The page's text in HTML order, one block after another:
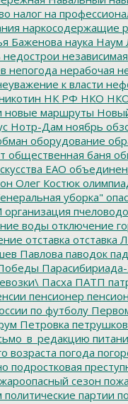
налог на
наркосодержащие
Баженова наука Наум
недострои
непогода нерабочая
к власти
НК РФ НКО
новые маршруты
Нотр-Дам ноябрь
оборудование
общественная баня
ЕАО
Олег Костюк
уборка"
организация
воды отключение
отставка отставка
Павлова паводок
Пасха ПАТП
пенсионер
по футболу
Петровка
возраста погода
подростковая
сезон
политические партии